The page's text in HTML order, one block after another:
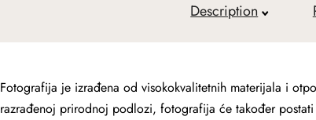
Description
Fotografija je izrađena od visokokvalitetnih materijala i
razrađenoj prirodnoj podlozi, fotografija će također